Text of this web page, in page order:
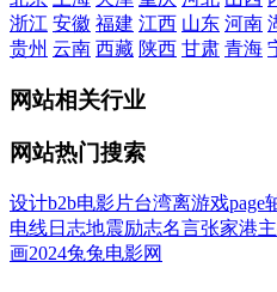
浙江 安徽 福建 江西 山东 河南
贵州 云南 西藏 陕西 甘肃 青海
网站相关行业
网站热门搜索
设计b2b电影片台湾离游戏page
电线日志地震励志名言张家港
画2024兔兔电影网